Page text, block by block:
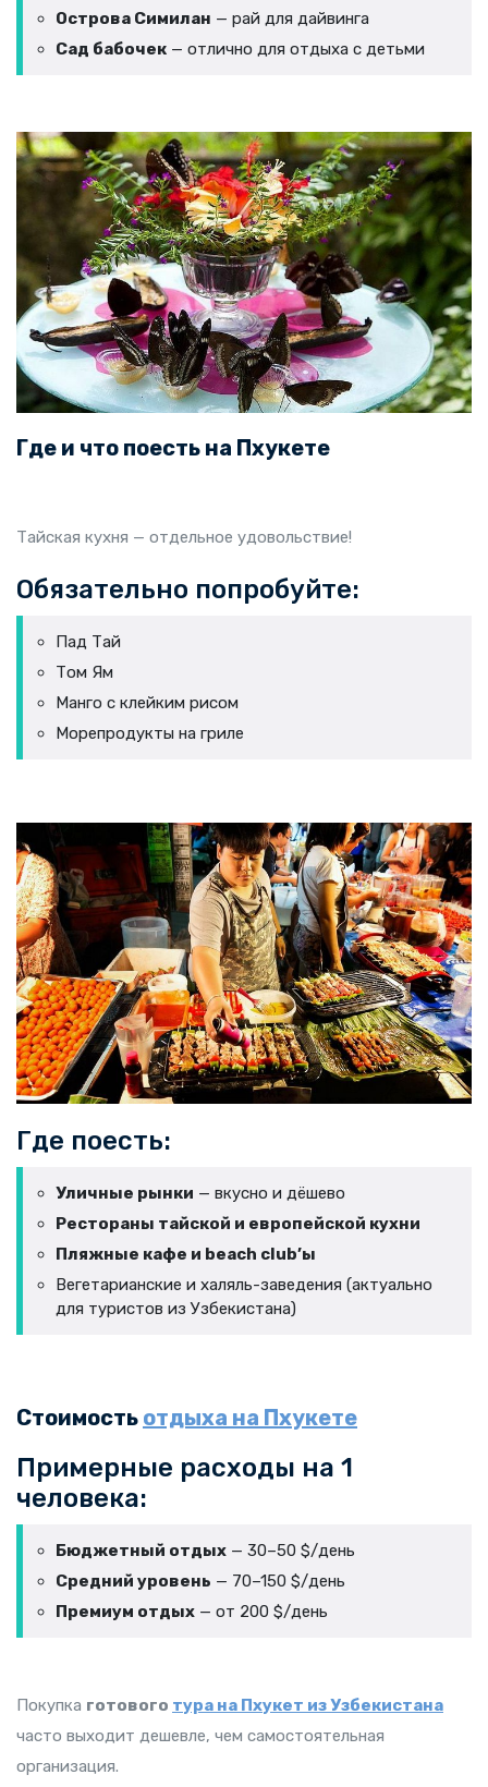
Острова Симилан — рай для дайвинга
Сад бабочек — отлично для отдыха с детьми
Где и что поесть на Пхукете
Тайская кухня — отдельное удовольствие!
Обязательно попробуйте:
Пад Тай
Том Ям
Манго с клейким рисом
Морепродукты на гриле
Где поесть:
Уличные рынки — вкусно и дёшево
Рестораны тайской и европейской кухни
Пляжные кафе и beach club’ы
Вегетарианские и халяль-заведения (актуально
для туристов из Узбекистана)
Стоимость отдыха на Пхукете
Примерные расходы на 1
человека:
Бюджетный отдых — 30–50 $/день
Средний уровень — 70–150 $/день
Премиум отдых — от 200 $/день
Покупка готового тура на Пхукет из Узбекистана
часто выходит дешевле, чем самостоятельная
организация.